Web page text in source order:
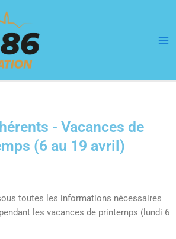
- Vacances de
(6 au 19 avril)
toutes les informations nécessaires
les vacances de printemps (lundi 6